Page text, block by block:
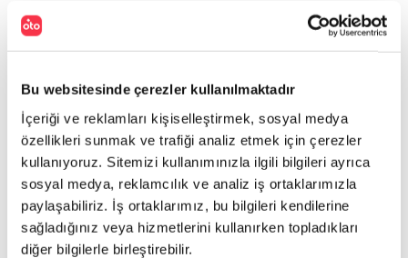
Bu websitesinde çerezler kullanılmaktadır
İçeriği ve reklamları kişiselleştirmek, sosyal medya
özellikleri sunmak ve trafiği analiz etmek için çerezler
kullanıyoruz. Sitemizi kullanımınızla ilgili bilgileri ayrıca
sosyal medya, reklamcılık ve analiz iş ortaklarımızla
paylaşabiliriz. İş ortaklarımız, bu bilgileri kendilerine
sağladığınız veya hizmetlerini kullanırken topladıkları
diğer bilgilerle birleştirebilir.
sahip.”
şeklinde
SYMC
3 ilk
olarak
önümüzdeki
hafta
Barcelona’da
gerçekleştirilecek